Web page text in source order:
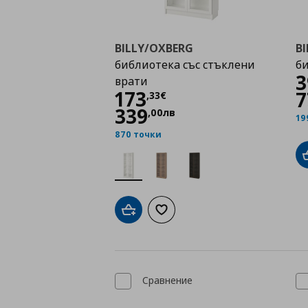
BILLY/OXBERG
библиотека със стъклени
врати
173,33€
Цена
339,00лв
870 точки
Добави в кошницата
Добави към списъка с любими
Сравнение